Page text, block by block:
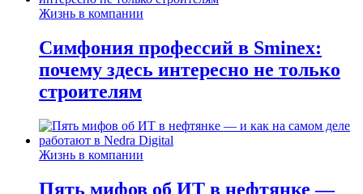
Жизнь в компании
Симфония профессий в Sminex:
почему здесь интересно не только
строителям
Жизнь в компании
Пять мифов об ИТ в нефтянке —